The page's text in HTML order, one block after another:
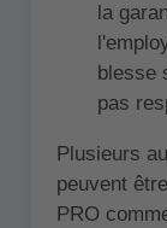
la
blesse
pas
Plusieurs
peuvent
PRO